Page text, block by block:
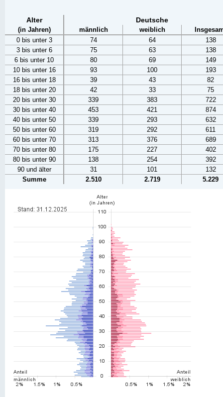
Alter Deutsche
(in Jahren) männlich weiblich
0 bis unter 3
74 64
138
3 bis unter 6
75 63
138
6 bis unter 10
80 69
149
10 bis unter 16
93 100
193
16 bis unter 18
39 43
82
18 bis unter 20
42 33
75
20 bis unter 30
339 383
722
30 bis unter 40
453 421
874
40 bis unter 50
339 293
632
50 bis unter 60
319 292
611
60 bis unter 70
313 376
689
70 bis unter 80
175 227
402
80 bis unter 90
138 254
392
90 und älter
31 101
132
Summe
2.510 2.719 5.229